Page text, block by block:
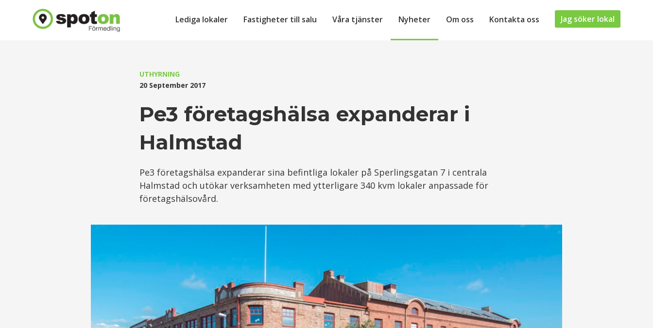
Lediga lokaler Fastigheter till salu Våra tjänster Nyheter Om oss Kontakta oss Jag söker lokal
UTHYRNING
20 September 2017
Pe3 företagshälsa expanderar i
Halmstad
Pe3 företagshälsa expanderar sina befintliga lokaler på Sperlingsgatan 7 i centrala
Halmstad och utökar verksamheten med ytterligare 340 kvm lokaler anpassade för
företagshälsovård.